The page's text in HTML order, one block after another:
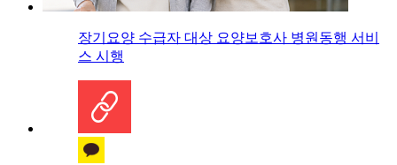
장기요양 수급자 대상 요양보호사 병원동행 서비
스 시행